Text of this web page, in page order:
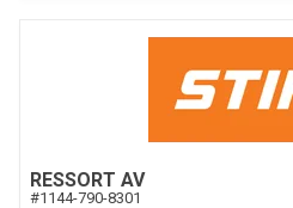
RESSORT AV
#1144-790-8301